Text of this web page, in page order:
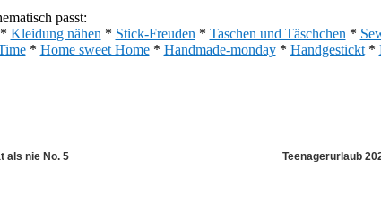
passt:
Kleidung nähen * Stick-Freuden * Taschen und Täschchen *
* Home sweet Home* Handmade-monday* Handgestickt*
als nie No. 5 Teenagerurlaub